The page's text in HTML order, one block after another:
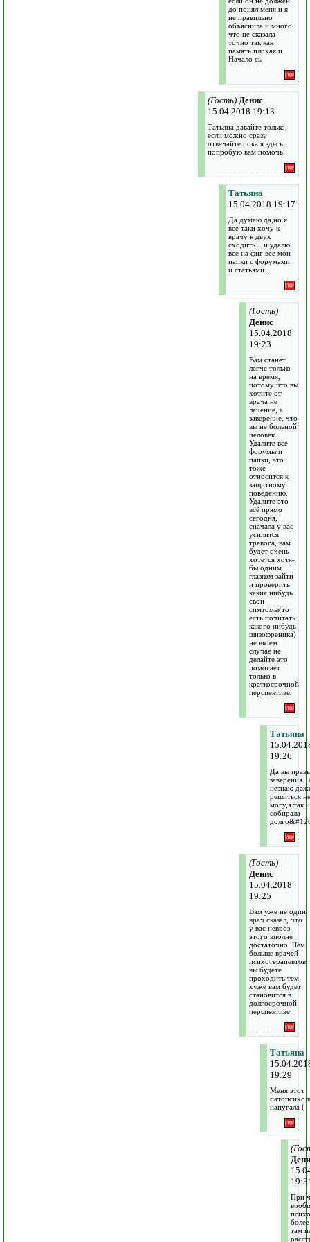
до понял меня и я
не правильно
объяснила и много
что не сказала
точно так как
память плохая и
Начало сь
(Гость) Денис
15.04.2018 19:13
Татьяна давайте только,
если можно сразу
отвечайте пока я здесь,
попробую вам помочь
Татьяна
15.04.2018 19:17
Да думаю да,но я
все таки хочу к
врачу к двух
сходить....и удалю
все на фиг все мои
папки с форумами
и статьями...
(Гость)
Денис
15.04.2018
19:23
Вам станет
легче только
на время,
потому что вы
хотите от
врача не
лечение, а
заверение, что
вы не больной
человек.
Удалите все
форумы и
папки, это
тоже
относится к
защитному
поведению.
Удалите это
всё прямо
сегодня,
сначала у вас
усилится
тревога, вам
будет очень
хотется хотя-
бы одним
глазком зайти
и проверить
какие нибудь
свои
симтомы(то
есть почитать
какого нибудь
шизофреника)
не вкоем
случае не
делайте это
помогает
только в
краткосрочной
перспективе.
Татьяна
19:26
Да вы
незнаю
решиться не
могу,я так
собирала
(Гость)
Денис
15.04.2018
19:25
Вам уже не один
врач сказал, что
у вас невроз-
этого вполне
достаточно. Чем
больше врачей
психотерапевтов
вы будете
проходить тем
хуже вам будет
становится в
долгосрочной
перспективе
Татьяна
19:29
Меня этот
напугала (
При
там